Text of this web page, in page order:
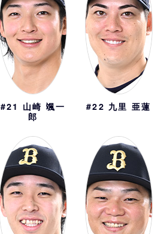
#21 山崎 颯一
郎
#22 九里 亜蓮